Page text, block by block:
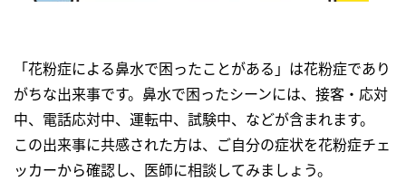
「花粉症による鼻水で困ったことがある」は花粉症であり
がちな出来事です。鼻水で困ったシーンには、接客・応対
中、電話応対中、運転中、試験中、などが含まれます。
この出来事に共感された方は、ご自分の症状を花粉症チェ
ッカーから確認し、医師に相談してみましょう。